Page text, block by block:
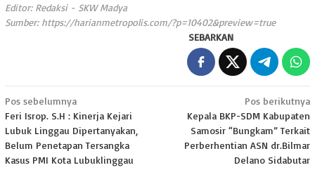
Editor: Redaksi - SKW Madya
Sumber: https://harianmetropolis.com/?p=10402&preview=true
SEBARKAN
Navigasi
pos
Pos sebelumnya
Feri Isrop. S.H : Kinerja Kejari
Lubuk Linggau Dipertanyakan,
Belum Penetapan Tersangka
Kasus PMI Kota Lubuklinggau
Pos berikutnya
Kepala BKP-SDM Kabupaten
Samosir “Bungkam” Terkait
Perberhentian ASN dr.Bilmar
Delano Sidabutar